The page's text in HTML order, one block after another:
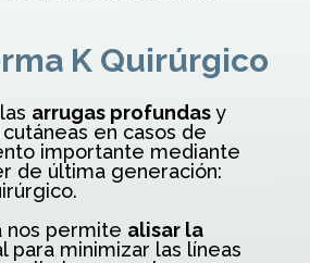
K Quirúrgico
arrugas profundasy
en casos de
importante mediante
de última generación:
nos permite alisar la
para minimizar las líneas